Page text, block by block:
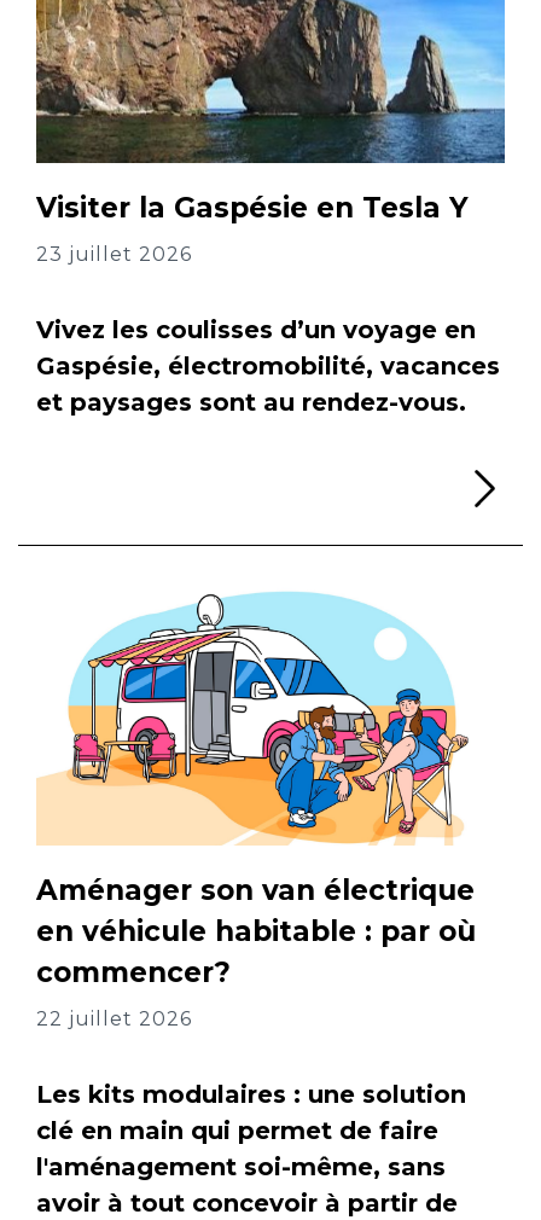
Visiter la Gaspésie en Tesla Y
23 juillet 2026
Vivez les coulisses d’un voyage en
Gaspésie, électromobilité, vacances
et paysages sont au rendez-vous.
Aménager son van électrique
en véhicule habitable : par où
commencer?
22 juillet 2026
Les kits modulaires : une solution
clé en main qui permet de faire
l'aménagement soi-même, sans
avoir à tout concevoir à partir de